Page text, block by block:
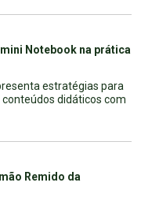
Notebook na prática
estratégias para
didáticos com
Remido da